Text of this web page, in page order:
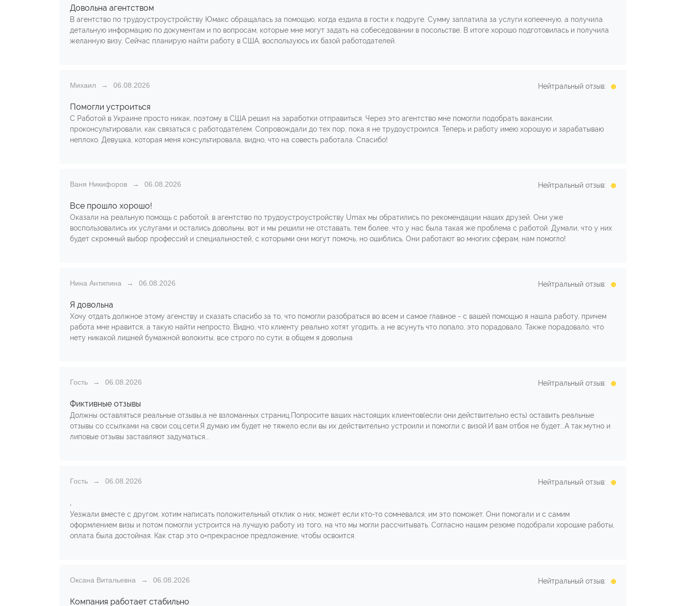
Довольна агентством
В агентство по трудоустроустройству Юмакс обращалась за помощью, когда ездила в гости к подруге. Сумму заплатила за услуги копеечную, а получила
детальную информацию по документам и по вопросам, которые мне могут задать на собеседовании в посольстве. В итоге хорошо подготовилась и получила
желанную визу. Сейчас планирую найти работу в США, воспользуюсь их базой работодателей.
Михаил 06.08.2026 Нейтральный отзыв:
Помогли устроиться
С Работой в Украине просто никак, поэтому в США решил на заработки отправиться. Через это агентство мне помогли подобрать вакансии,
проконсультировали, как связаться с работодателем. Сопровождали до тех пор, пока я не трудоустроился. Теперь и работу имею хорошую и зарабатываю
неплохо. Девушка, которая меня консультировала, видно, что на совесть работала. Спасибо!
Ваня Никифоров 06.08.2026 Нейтральный отзыв:
Все прошло хорошо!
Оказали на реальную помощь с работой, в агентство по трудоустроустройству Umax мы обратились по рекомендации наших друзей. Они уже
воспользовались их услугами и остались довольны, вот и мы решили не отставать, тем более, что у нас была такая же проблема с работой. Думали, что у них
будет скромный выбор профессий и специальностей, с которыми они могут помочь, но ошиблись. Они работают во многих сферам, нам помогло!
Нина Антипина 06.08.2026 Нейтральный отзыв:
Я довольна
Хочу отдать должное этому агенству и сказать спасибо за то, что помогли разобраться во всем и самое главное - с вашей помощью я нашла работу, причем
работа мне нравится, а такую найти непросто. Видно, что клиенту реально хотят угодить, а не всунуть что попало, это порадовало. Также порадовало, что
нету никакой лишней бумажной волокиты, все строго по сути, в общем я довольна
Гость 06.08.2026 Нейтральный отзыв:
Фиктивные отзывы
Должны оставляться реальные отзывы,а не взломанных страниц.Попросите ваших настоящих клиентов(если они действительно есть) оставить реальные
отзывы со ссылками на свои соц.сети.Я думаю им будет не тяжело если вы их действительно устроили и помогли с визой.И вам отбоя не будет...А так,мутно и
липовые отзывы заставляют задуматься...
Гость 06.08.2026 Нейтральный отзыв:
.
Уезжали вместе с другом, хотим написать положительный отклик о них, может если кто-то сомневался, им это поможет. Они помогали и с самим
оформлением визы и потом помогли устроится на лучшую работу из того, на что мы могли рассчитывать. Согласно нашим резюме подобрали хорошие работы,
оплата была достойная. Как стар это о=прекрасное предложение, чтобы освоится.
Оксана Витальевна 06.08.2026 Нейтральный отзыв:
Компания работает стабильно